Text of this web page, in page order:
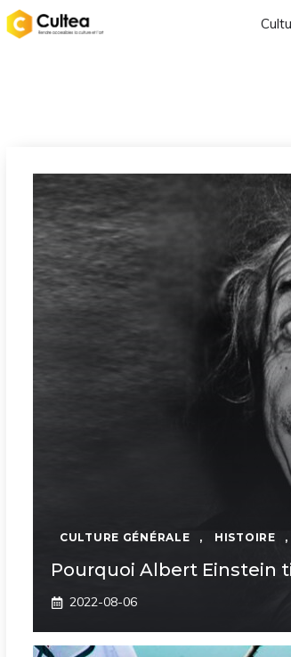
Aller
au
CULTURE GÉNÉRALE , HISTOIRE ,
Pourquoi Albert Einstein
2022-08-06